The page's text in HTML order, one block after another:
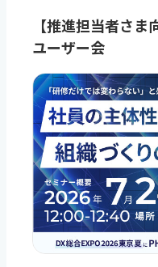
【推進担当者さ
ユーザー会